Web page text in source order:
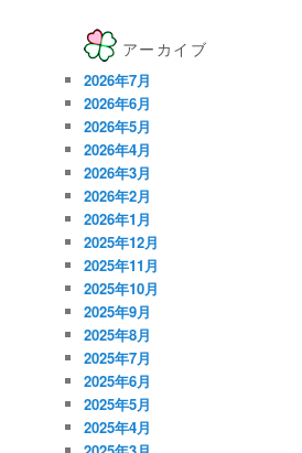
アーカイブ
2026年7月
2026年6月
2026年5月
2026年4月
2026年3月
2026年2月
2026年1月
2025年12月
2025年11月
2025年10月
2025年9月
2025年8月
2025年7月
2025年6月
2025年5月
2025年4月